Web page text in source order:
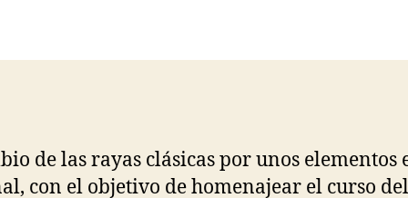
de las rayas clásicas por unos elementos
con el objetivo de homenajear el curso del